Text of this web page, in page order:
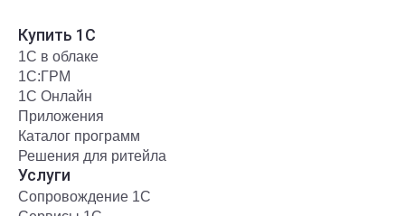
Купить 1С
1С в облаке
1С:ГРМ
1С Онлайн
Приложения
Каталог программ
Решения для ритейла
Услуги
Сопровождение 1С